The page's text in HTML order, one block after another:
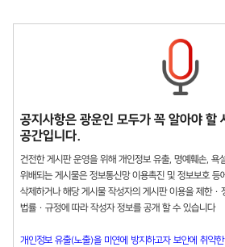
공지사항은 광운인 모두가 꼭 알아야 할
공간입니다.
건전한 게시판 운영을 위해 개인정보 유출, 명예훼손, 욕
위배되는 게시물은 정보통신망 이용촉진 및 정보보호 등
삭제하거나 해당 게시물 작성자의 게시판 이용을 제한 ·
법률 · 규정에 따라 작성자 정보를 공개 할 수 있습니다
개인정보 유출(노출)을 미연에 방지하고자 보안에 취약